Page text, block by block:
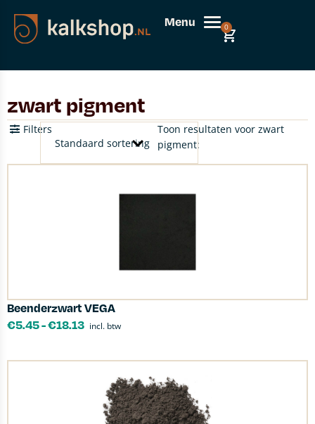
Menu 0
zwart pigment
Toon resultaten voor zwart
pigment:
Filters
Beenderzwart VEGA
€5.45-€18.13 incl. btw